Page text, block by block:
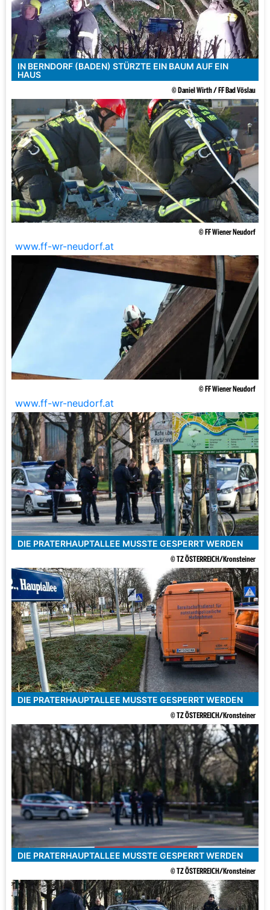
IN BERNDORF (BADEN) STÜRZTE EIN BAUM AUF EIN
HAUS
© Daniel Wirth / FF Bad Vöslau
© FF Wiener Neudorf
www.ff-wr-neudorf.at
© FF Wiener Neudorf
www.ff-wr-neudorf.at
DIE PRATERHAUPTALLEE MUSSTE GESPERRT WERDEN
© TZ ÖSTERREICH/Kronsteiner
DIE PRATERHAUPTALLEE MUSSTE GESPERRT WERDEN
© TZ ÖSTERREICH/Kronsteiner
DIE PRATERHAUPTALLEE MUSSTE GESPERRT WERDEN
© TZ ÖSTERREICH/Kronsteiner